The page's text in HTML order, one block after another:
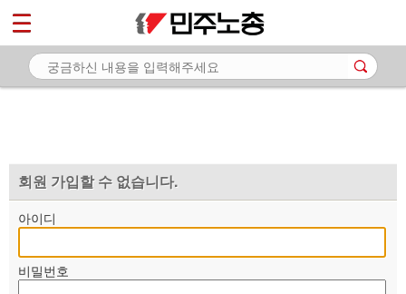
회원 가입할 수 없습니다.
아이디
비밀번호
마이페이지
소개
자료
부설기관